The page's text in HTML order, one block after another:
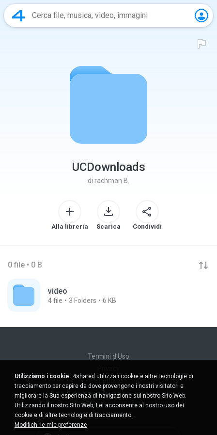
UCDownloads
di rachman B.
Alla libreria Scarica Condividi
0 file • 0 B
video
4file 3 Folders 6 KB
Termini d'Uso
Supporto
Non venda le mie informazioni personali
Non condivida le mie informazioni personali
Utilizziamo i cookie. 4shared utilizza i cookie e altre tecnologie di
tracciamento per capire da dove provengono i nostri visitatori e
migliorare la Sua esperienza di navigazione sul nostro Sito Web.
Utilizzando il nostro Sito Web, Lei acconsente al nostro uso dei
cookie e di altre tecnologie di tracciamento.
Modifichi le mie preferenze